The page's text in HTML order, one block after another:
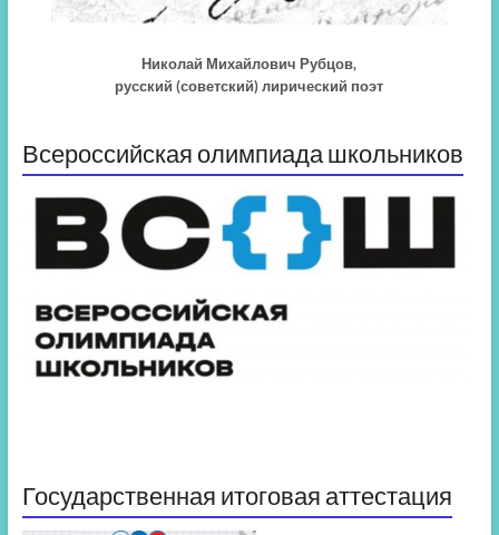
Николай Михайлович Рубцов,
русский (советский) лирический поэт
Всероссийская олимпиада школьников
Государственная итоговая аттестация